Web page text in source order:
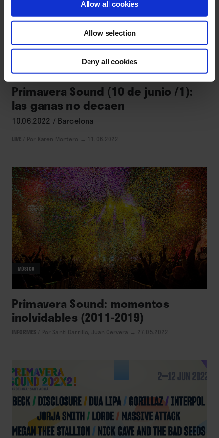
Allow all cookies
Allow selection
Deny all cookies
Primavera Sound (10 de junio /1):
las ganas no decaen
10.06.2022 / Barcelona
LIVE Por Karen Montero → 11.06.2022
MÚSICA
Primavera Sound: momentos
inolvidables (2011-2019)
INFORMES Por Santi Carrillo, Juan Cervera → 27.05.2022